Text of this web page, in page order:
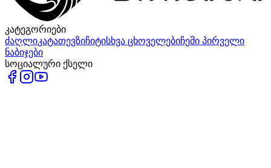
კატეგორიები
ძაღლიკატათევზიჩიტისხვა ცხოველებიჩემი პირველი
ნაბიჯები
სოციალური ქსელი